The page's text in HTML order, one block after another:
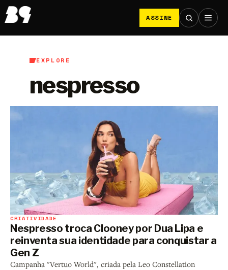
ASSINE
EXPLORE
nespresso
CRIATIVIDADE
Nespresso troca Clooney por Dua Lipa e
reinventa sua identidade para conquistar a
Gen Z
Campanha "Vertuo World", criada pela Leo Constellation